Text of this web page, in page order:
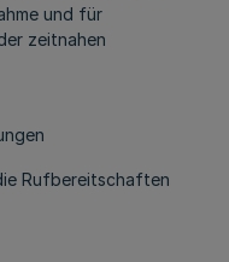
und für
zeitnahen
Rufbereitschaften